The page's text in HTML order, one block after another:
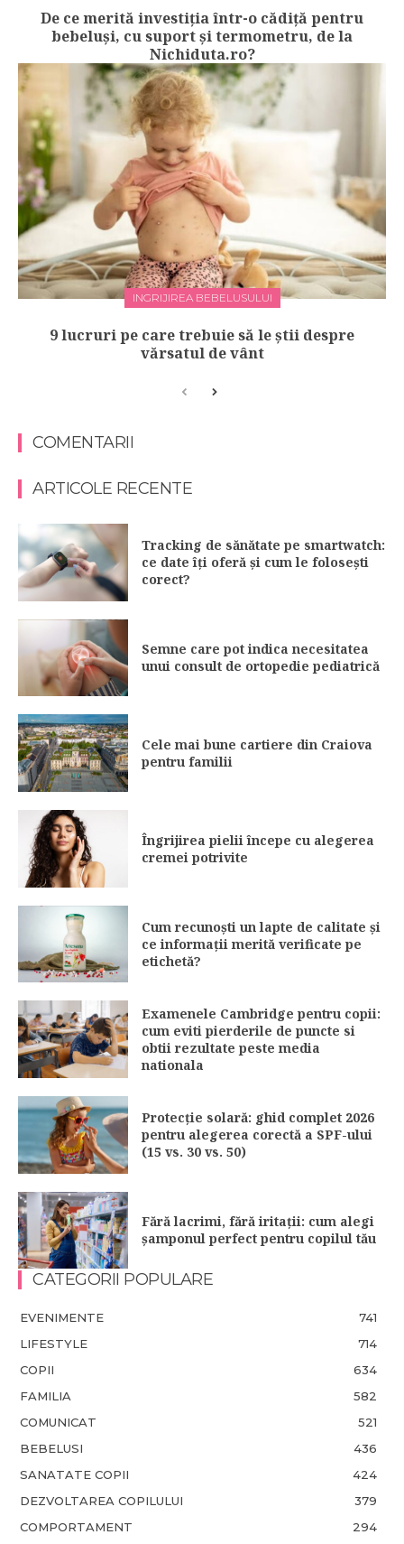
De ce merită investiția într-o cădiță pentru
bebeluși, cu suport și termometru, de la
Nichiduta.ro?
INGRIJIREA BEBELUSULUI
9 lucruri pe care trebuie să le știi despre
vărsatul de vânt
COMENTARII
ARTICOLE RECENTE
Tracking de sănătate pe smartwatch:
ce date îți oferă și cum le folosești
corect?
Semne care pot indica necesitatea
unui consult de ortopedie pediatrică
Cele mai bune cartiere din Craiova
pentru familii
Îngrijirea pielii începe cu alegerea
cremei potrivite
Cum recunoști un lapte de calitate și
ce informații merită verificate pe
etichetă?
Examenele Cambridge pentru copii:
cum eviti pierderile de puncte si
obtii rezultate peste media
nationala
Protecție solară: ghid complet 2026
pentru alegerea corectă a SPF-ului
(15 vs. 30 vs. 50)
Fără lacrimi, fără iritații: cum alegi
șamponul perfect pentru copilul tău
CATEGORII POPULARE
EVENIMENTE
741
LIFESTYLE
714
COPII
634
FAMILIA
582
COMUNICAT
521
BEBELUSI
436
SANATATE COPII
424
DEZVOLTAREA COPILULUI
379
COMPORTAMENT
294